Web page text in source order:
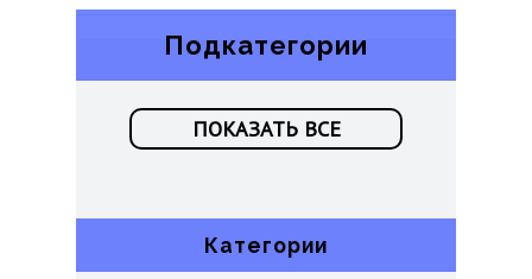
Подкатегории
ПОКАЗАТЬ ВСЕ
Категории